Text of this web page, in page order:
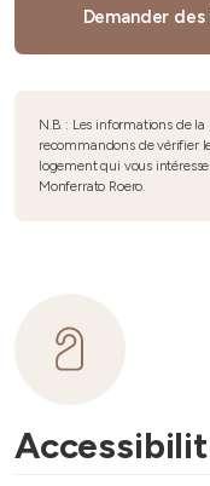
Demander
N.B. : Les informations de
recommandons de vérifier
logement qui vous
Monferrato Roero.